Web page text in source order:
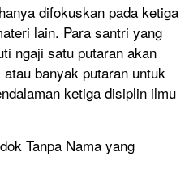
difokuskan pada ketiga
lain. Para santri yang
ngaji satu putaran akan
banyak putaran untuk
ketiga disiplin ilmu
Tanpa Nama yang